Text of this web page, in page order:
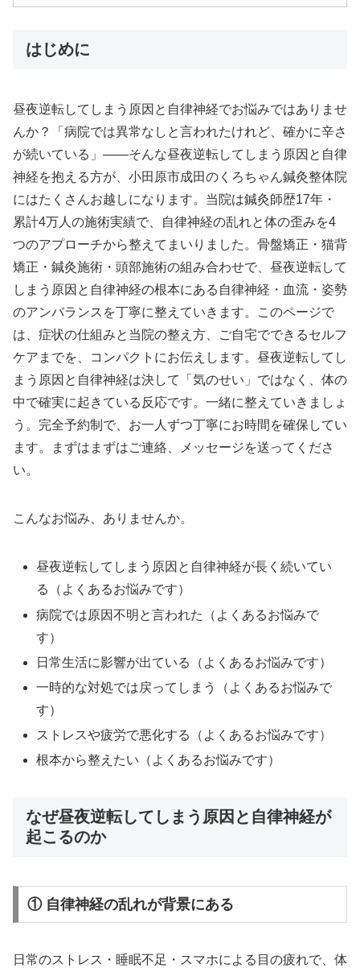
はじめに
昼夜逆転してしまう原因と自律神経でお悩みではありませ
んか？「病院では異常なしと言われたけれど、確かに辛さ
が続いている」——そんな昼夜逆転してしまう原因と自律
神経を抱える方が、小田原市成田のくろちゃん鍼灸整体院
にはたくさんお越しになります。当院は鍼灸師歴17年・
累計4万人の施術実績で、自律神経の乱れと体の歪みを4
つのアプローチから整えてまいりました。骨盤矯正・猫背
矯正・鍼灸施術・頭部施術の組み合わせで、昼夜逆転して
しまう原因と自律神経の根本にある自律神経・血流・姿勢
のアンバランスを丁寧に整えていきます。このページで
は、症状の仕組みと当院の整え方、ご自宅でできるセルフ
ケアまでを、コンパクトにお伝えします。昼夜逆転してし
まう原因と自律神経は決して「気のせい」ではなく、体の
中で確実に起きている反応です。一緒に整えていきましょ
う。完全予約制で、お一人ずつ丁寧にお時間を確保してい
ます。まずはまずはご連絡、メッセージを送ってくださ
い。
こんなお悩み、ありませんか。
昼夜逆転してしまう原因と自律神経が長く続いてい
る（よくあるお悩みです）
病院では原因不明と言われた（よくあるお悩みで
す）
日常生活に影響が出ている（よくあるお悩みです）
一時的な対処では戻ってしまう（よくあるお悩みで
す）
ストレスや疲労で悪化する（よくあるお悩みです）
根本から整えたい（よくあるお悩みです）
なぜ昼夜逆転してしまう原因と自律神経が
起こるのか
① 自律神経の乱れが背景にある
日常のストレス・睡眠不足・スマホによる目の疲れで、体